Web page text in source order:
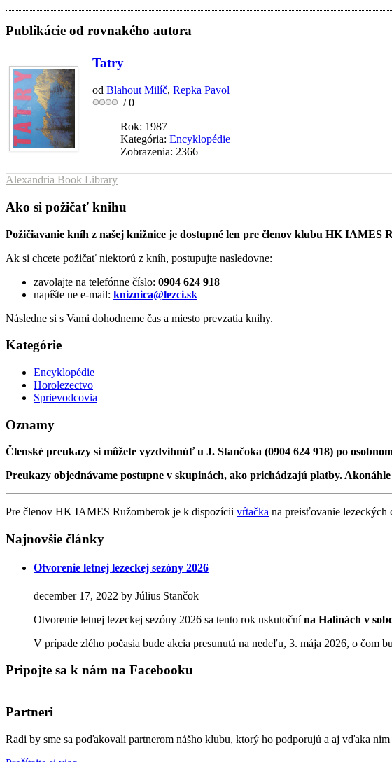
Publikácie od rovnakého autora
Tatry
od Blahout Milíč, Repka Pavol
/0
Rok: 1987
Kategória: Encyklopédie
Zobrazenia: 2366
Alexandria Book Library
Ako si požičať knihu
Požičiavanie kníh z našej knižnice je dostupné len pre členov klubu HK IAMES
Ak si chcete požičať niektorú z kníh, postupujte nasledovne:
zavolajte na telefónne číslo: 0904 624 918
napíšte ne e-mail: kniznica@lezci.sk
Následne si s Vami dohodneme čas a miesto prevzatia knihy.
Kategórie
Encyklopédie
Horolezectvo
Sprievodcovia
Oznamy
Členské preukazy si môžete vyzdvihnúť u J. Stančoka (0904 624 918) po
Preukazy objednávame postupne v skupinách, ako prichádzajú platby.
Pre členov HK IAMES Ružomberok je k dispozícii vŕtačka na preisťovanie lezeckých
Najnovšie články
Otvorenie letnej lezeckej sezóny 2026
december 17, 2022 by Július Stančok
Otvorenie letnej lezeckej sezóny 2026 sa tento rok uskutočnína Halinách v
V prípade zlého počasia bude akcia presunutá na nedeľu, 3. mája 2026, o čom
Pripojte sa k nám na Facebooku
Partneri
Radi by sme sa poďakovali partnerom nášho klubu, ktorý ho podporujú a aj vďaka